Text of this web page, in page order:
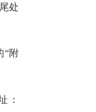
处
“附
：